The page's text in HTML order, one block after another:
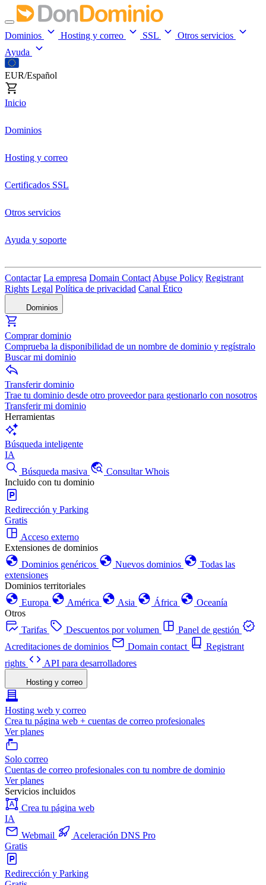
Dominios Hosting y correo SSL
Otros servicios
Ayuda
EUR/Español
Inicio
Dominios
Hosting y correo
Certificados SSL
Otros servicios
Ayuda y soporte
Contactar La empresa Domain Contact Abuse Policy Registrant
Rights Legal Política de privacidad Canal Ético
Dominios
Comprar dominio
Comprueba la disponibilidad de un nombre de dominio y regístralo
Buscar mi dominio
Transferir dominio
Trae tu dominio desde otro proveedor para gestionarlo con nosotros
Transferir mi dominio
Herramientas
Búsqueda inteligente
IA
Búsqueda masiva
Consultar Whois
Incluido con tu dominio
Redirección y Parking
Gratis
Acceso externo
Extensiones de dominios
Dominios genéricos
Nuevos dominios
Todas las
extensiones
Dominios territoriales
Europa
América Asia África
Oceanía
Otros
Tarifas
Descuentos por volumen
Panel de gestión
Acreditaciones de dominios
Domain contact
Registrant
rights
API para desarrolladores
Hosting y correo
Hosting web y correo
Crea tu página web + cuentas de correo profesionales
Ver planes
Solo correo
Cuentas de correo profesionales con tu nombre de dominio
Ver planes
Servicios incluidos
Crea tu página web
IA
Webmail
Aceleración DNS Pro
Gratis
Redirección y Parking